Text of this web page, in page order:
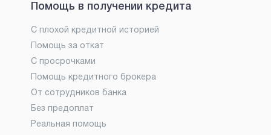
Помощь в получении кредита
С плохой кредитной историей
Помощь за откат
С просрочками
Помощь кредитного брокера
От сотрудников банка
Без предоплат
Реальная помощь